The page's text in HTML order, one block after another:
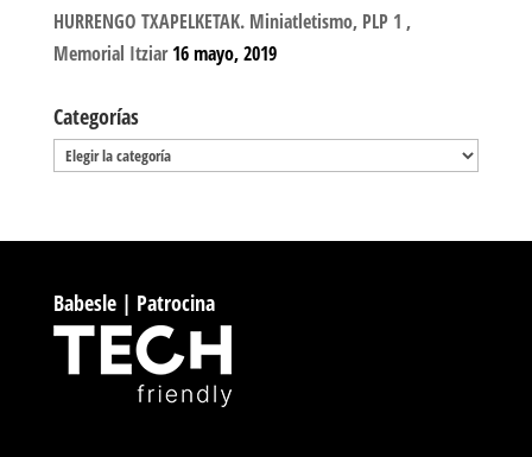
HURRENGO TXAPELKETAK. Miniatletismo, PLP 1 ,
Memorial Itziar 16 mayo, 2019
Categorías
Categorías
Babesle | Patrocina